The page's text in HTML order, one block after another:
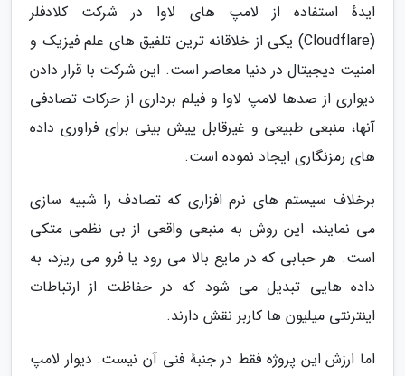
ایدهٔ استفاده از لامپ های لاوا در شرکت کلادفلر
(Cloudflare) یکی از خلاقانه ترین تلفیق های علم فیزیک و
امنیت دیجیتال در دنیا معاصر است. این شرکت با قرار دادن
دیواری از صدها لامپ لاوا و فیلم برداری از حرکات تصادفی
آنها، منبعی طبیعی و غیرقابل پیش بینی برای فراوری داده
های رمزنگاری ایجاد نموده است.
برخلاف سیستم های نرم افزاری که تصادف را شبیه سازی
می نمایند، این روش به منبعی واقعی از بی نظمی متکی
است. هر حبابی که در مایع بالا می رود یا فرو می ریزد، به
داده هایی تبدیل می شود که در حفاظت از ارتباطات
اینترنتی میلیون ها کاربر نقش دارند.
اما ارزش این پروژه فقط در جنبهٔ فنی آن نیست. دیوار لامپ